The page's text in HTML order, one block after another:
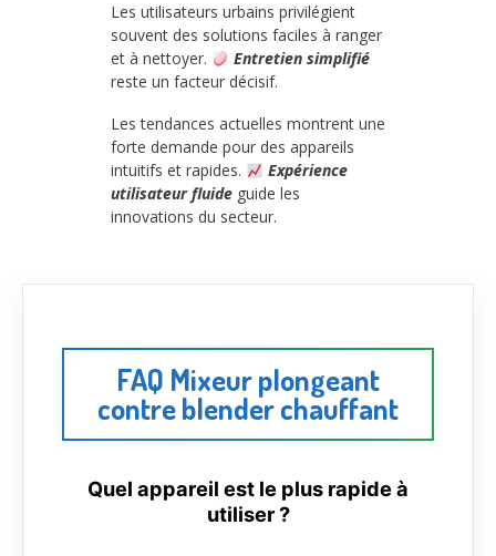
Les utilisateurs urbains privilégient
souvent des solutions faciles à ranger
et à nettoyer.
Entretien simplifié
reste un facteur décisif.
Les tendances actuelles montrent une
forte demande pour des appareils
intuitifs et rapides.
Expérience
utilisateur fluide guide les
innovations du secteur.
FAQ Mixeur plongeant
contre blender chauffant
Quel appareil est le plus rapide à
utiliser ?